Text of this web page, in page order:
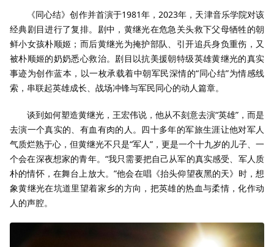
《同心结》创作并首演于1981年，2023年，天津音乐学院对该
经典剧目进行了复排。剧中，黄继光在危急关头救下父母牺牲的朝
鲜小女孩朴顺姬；而后黄继光为掩护部队、引开追兵身负重伤，又
被朴顺姬的奶奶悉心救治。剧目以抗美援朝特级英雄黄继光的真实
事迹为创作蓝本，以一枚承载着中朝军民深情的“同心结”为情感线
索，串联起英雄成长、战场冲锋与军民同心的动人篇章。
谈到如何塑造黄继光，王宏伟说，他从不刻意去演“英雄”，而是
去演一个真实的、有血有肉的人。四十多年的军旅生涯让他对军人
气质烂熟于心，但黄继光不只是“军人”，更是一个十九岁的儿子、一
个会在深夜想家的青年。“我只需要把自己从军的真实感受、军人质
朴的情怀，在舞台上放大。”他会在唱《抬头仰望夜黑的天》时，想
象黄继光在坑道里望着家乡的方向，把英雄的热血与柔情，化作动
人的声腔。